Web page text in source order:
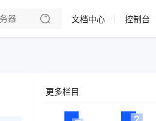
文档中心 控制台
更多栏目